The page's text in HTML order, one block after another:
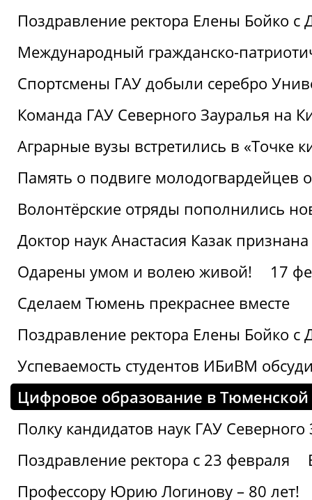
Поздравление ректора Елены Бойко с
Международный гражданско-
Спортсмены ГАУ добыли серебро
Команда ГАУ Северного Зауралья на
Аграрные вузы встретились в «Точке
Память о подвиге молодогвардейцев
Волонтёрские отряды пополнились
Доктор наук Анастасия Казак
Одарены умом и волею живой!
17
Сделаем Тюмень прекраснее вместе
Поздравление ректора Елены Бойко с
Успеваемость студентов ИБиВМ
Цифровое образование в Тюменской
Полку кандидатов наук ГАУ
Поздравление ректора с 23 февраля
Профессору Юрию Логинову – 80 лет!